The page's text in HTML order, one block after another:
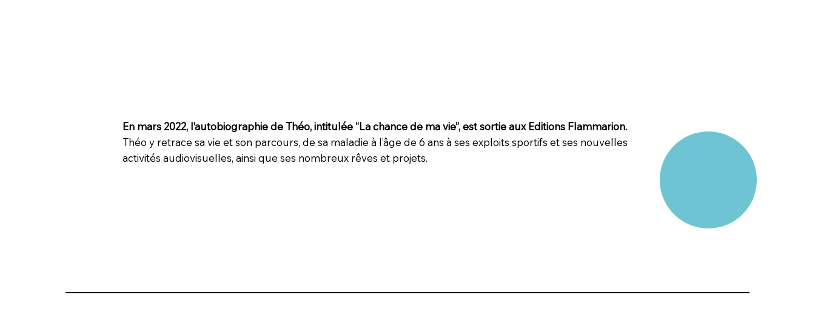
En mars 2022, l’autobiographie de Théo, intitulée “La chance de ma vie”, est sortie aux Editions Flammarion.
Théo y retrace sa vie et son parcours, de sa maladie à l’âge de 6 ans à ses exploits sportifs et ses nouvelles
activités audiovisuelles, ainsi que ses nombreux rêves et projets.